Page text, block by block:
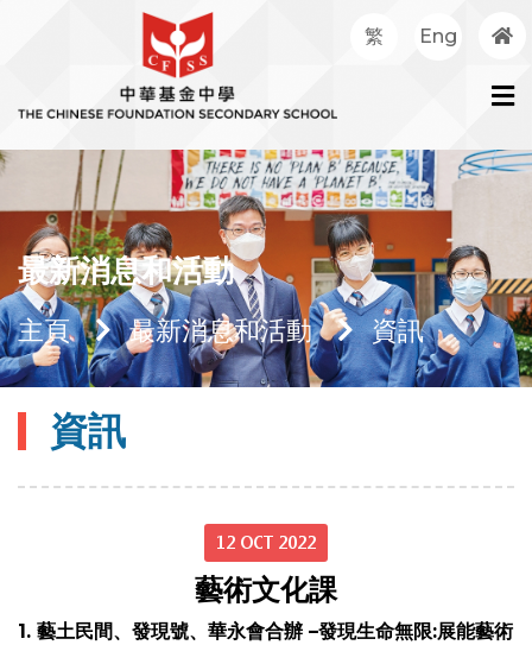
繁 Eng
最新消息和活動
主頁 最新消息和活動 資訊
資訊
12 OCT 2022
藝術文化課
1. 藝土民間、發現號、華永會合辦 –發現生命無限:展能藝術